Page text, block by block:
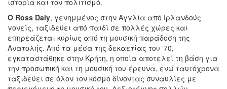
Ο Ross Daly, γενημμένος στην Αγγλία από Ιρλανδούς
γονείς, ταξιδεύει από παιδί σε πολλές χώρες και
επηρεάζεται κυρίως από τη μουσική παράδοση της
Ανατολής. Από τα μέσα της δεκαετίας του ‘70,
εγκαταστάθηκε στην Κρήτη, η οποία αποτελεί τη βάση για
την προσωπική και τη μουσική του έρευνα, ενώ ταυτόχρονα
ταξιδεύει σε όλον τον κόσμο δίνοντας συναυλίες με